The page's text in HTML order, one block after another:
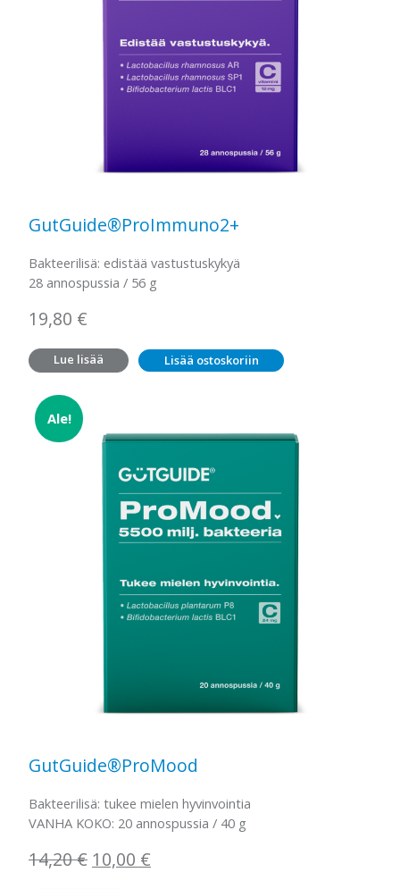
GutGuide®ProImmuno2+
Bakteerilisä: edistää vastustuskykyä
28 annospussia / 56 g
19,80 €
Lue lisää Lisää ostoskoriin
Ale!
GutGuide®ProMood
Bakteerilisä: tukee mielen hyvinvointia
VANHA KOKO: 20 annospussia / 40 g
14,20€ Alkuperäinen
10,00 €